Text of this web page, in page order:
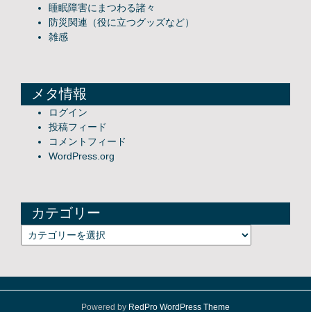
睡眠障害にまつわる諸々
防災関連（役に立つグッズなど）
雑感
メタ情報
ログイン
投稿フィード
コメントフィード
WordPress.org
カテゴリー
カテゴリー
Powered by RedPro WordPress Theme